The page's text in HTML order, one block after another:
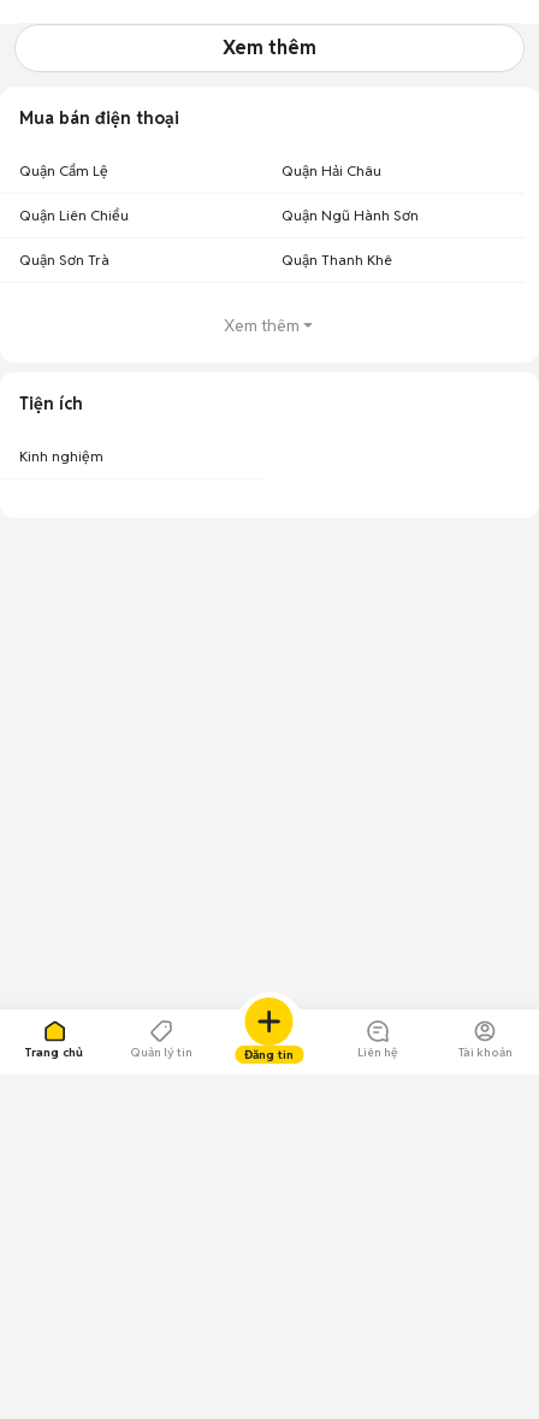
Trang chủ Quản lý tin Đăng tin Liên hệ Tài khoản
Xem thêm
Mua bán điện thoại
Quận Cẩm Lệ Quận Hải Châu
Quận Liên Chiểu Quận Ngũ Hành Sơn
Quận Sơn Trà Quận Thanh Khê
Xem thêm
Tiện ích
Kinh nghiệm